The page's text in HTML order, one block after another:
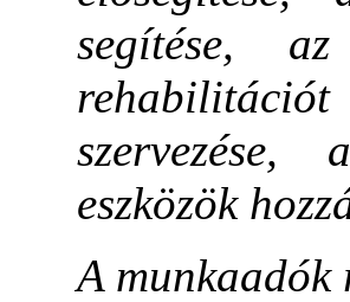
segítése,
eszközök
A munkaadók